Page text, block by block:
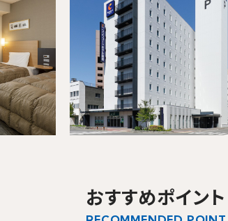
プラン一覧
予約確認・変更・キャンセル
おすすめポイント